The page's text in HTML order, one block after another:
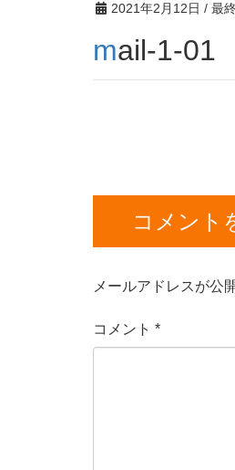
2021年2月12日 / 最
mail-1-01
コメント
メールアドレスが公
コメント *